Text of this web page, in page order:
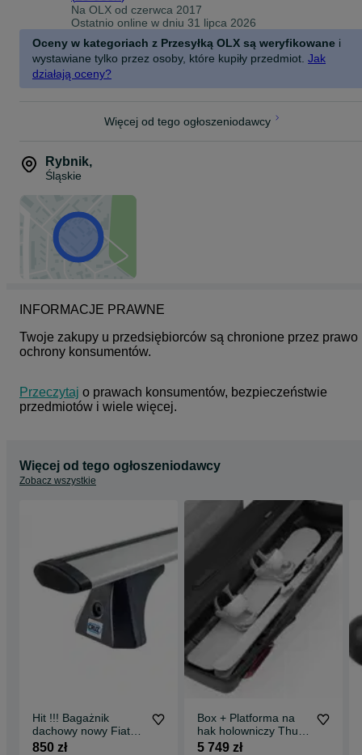
Akcesoria do powieszenia uchwytu na ścianie, pokrowiec, rampa
ułatwiająca wjazd rowerem na platformę ( akcesoria nie są zawarte
w cenie i należy dokupić je osobno)
5 lat gwarancji
Montaż Hak
Ładowność (kg) 60 kg
Długość (cm) 72 cm
Szerokość (cm) 100 cm
Światła tylne TAK
Na OLX od czerwca 2017
Ostatnio online w dniu 31 lipca 2026
Oceny w kategoriach z Przesyłką OLX są weryfikowane i
wystawiane tylko przez osoby, które kupiły przedmiot. Jak
działają oceny?
Więcej od tego ogłoszeniodawcy
Rybnik,
Śląskie
INFORMACJE PRAWNE
Twoje zakupy u przedsiębiorców są chronione przez prawo
ochrony konsumentów.
Przeczytaj o prawach konsumentów, bezpieczeństwie
przedmiotów i wiele więcej.
Więcej od tego ogłoszeniodawcy
Zobacz wszystkie
Hit !!! Bagażnik
dachowy nowy Fiat
Tipo II Kombi ( 16- )
850 zł
Box + Platforma na
hak holowniczy Thule
5 749 zł